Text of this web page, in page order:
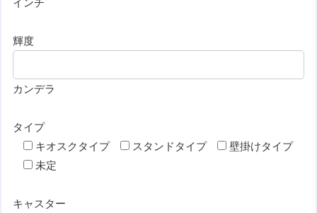
インチ
輝度
カンデラ
タイプ
キオスクタイプ
スタンドタイプ
壁掛けタイプ
未定
キャスター